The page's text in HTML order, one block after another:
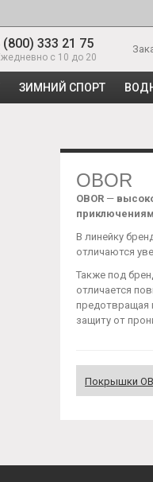
(800) 333 21 75
с 10 до 20
ЗИМНИЙ СПОРТ
OBOR
OBOR —
приключениям
В линейку
отличаются
Также под
отличается
предотвращая
защиту от
Покрышки